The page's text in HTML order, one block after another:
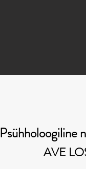
Psühholoogiline
AVE